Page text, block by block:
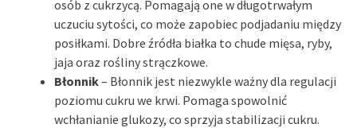
osób z cukrzycą. Pomagają one w długotrwałym
uczuciu sytości, co może zapobiec podjadaniu między
posiłkami. Dobre źródła białka to chude mięsa, ryby,
jaja oraz rośliny strączkowe.
Błonnik– Błonnik jest niezwykle ważny dla regulacji
poziomu cukru we krwi. Pomaga spowolnić
wchłanianie glukozy, co sprzyja stabilizacji cukru.